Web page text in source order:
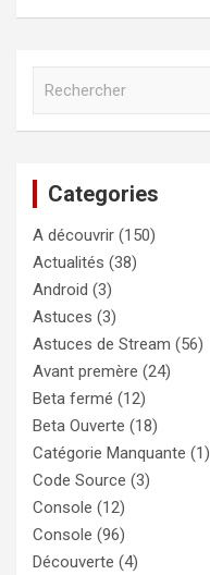
c
h
e
r
Categories
A découvrir (150)
Actualités (38)
Android (3)
Astuces (3)
Astuces de Stream (56)
Avant premère (24)
Beta fermé (12)
Beta Ouverte (18)
Catégorie Manquante (1)
Code Source (3)
Console (12)
Console (96)
Découverte (4)